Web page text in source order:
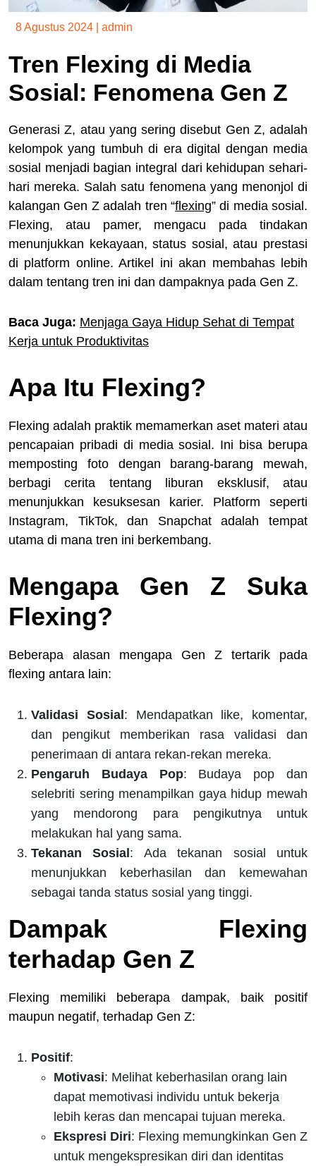
8 Agustus 2024 admin
Tren Flexing di Media
Sosial: Fenomena Gen Z
Generasi Z, atau yang sering disebut Gen Z, adalah
kelompok yang tumbuh di era digital dengan media
sosial menjadi bagian integral dari kehidupan sehari-
hari mereka. Salah satu fenomena yang menonjol di
kalangan Gen Z adalah tren “flexing” di media sosial.
Flexing, atau pamer, mengacu pada tindakan
menunjukkan kekayaan, status sosial, atau prestasi
di platform online. Artikel ini akan membahas lebih
dalam tentang tren ini dan dampaknya pada Gen Z.
Baca Juga: Menjaga Gaya Hidup Sehat di Tempat
Kerja untuk Produktivitas
Apa Itu Flexing?
Flexing adalah praktik memamerkan aset materi atau
pencapaian pribadi di media sosial. Ini bisa berupa
memposting foto dengan barang-barang mewah,
berbagi cerita tentang liburan eksklusif, atau
menunjukkan kesuksesan karier. Platform seperti
Instagram, TikTok, dan Snapchat adalah tempat
utama di mana tren ini berkembang.
Mengapa Gen Z Suka
Flexing?
Beberapa alasan mengapa Gen Z tertarik pada
flexing antara lain:
Validasi Sosial : Mendapatkan like, komentar,
dan pengikut memberikan rasa validasi dan
penerimaan di antara rekan-rekan mereka.
Pengaruh Budaya Pop: Budaya pop dan
selebriti sering menampilkan gaya hidup mewah
yang mendorong para pengikutnya untuk
melakukan hal yang sama.
Tekanan Sosial : Ada tekanan sosial untuk
menunjukkan keberhasilan dan kemewahan
sebagai tanda status sosial yang tinggi.
Dampak Flexing
terhadap Gen Z
Flexing memiliki beberapa dampak, baik positif
maupun negatif, terhadap Gen Z:
Positif:
Motivasi: Melihat keberhasilan orang lain
dapat memotivasi individu untuk bekerja
lebih keras dan mencapai tujuan mereka.
Ekspresi Diri: Flexing memungkinkan Gen Z
untuk mengekspresikan diri dan identitas